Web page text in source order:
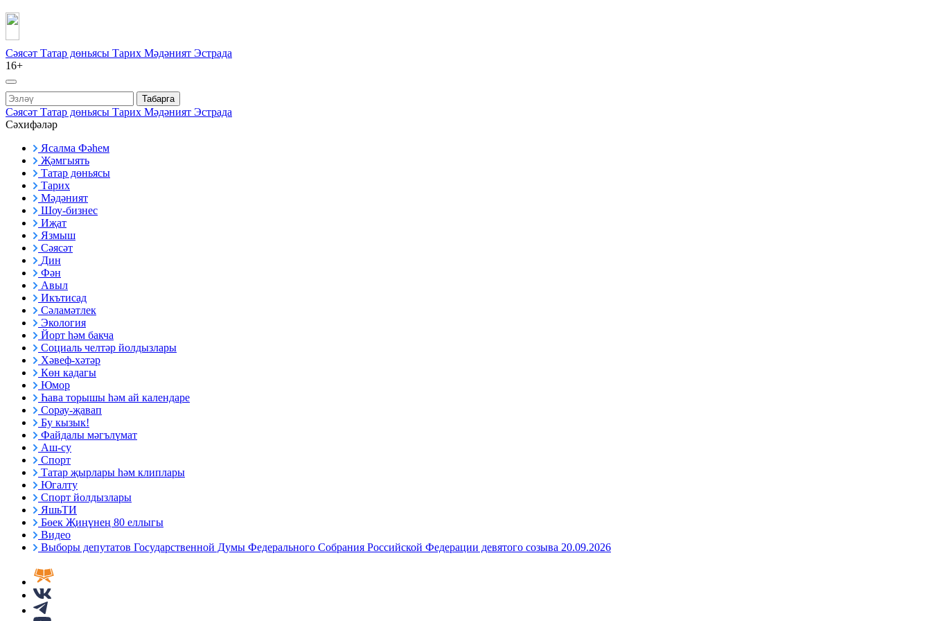
Сәясәт Татар дөньясы Тарих Мәдәният Эстрада
16+
Табарга
Сәясәт Татар дөньясы Тарих Мәдәният Эстрада
Сәхифәләр
Ясалма Фәһем
Җәмгыять
Татар дөньясы
Тарих
Мәдәният
Шоу-бизнес
Иҗат
Язмыш
Сәясәт
Дин
Фән
Авыл
Икътисад
Сәламәтлек
Экология
Йорт һәм бакча
Социаль челтәр йолдызлары
Хәвеф-хәтәр
Көн кадагы
Юмор
Һава торышы һәм ай календаре
Сорау-җавап
Бу кызык!
Файдалы мәгълүмат
Аш-су
Спорт
Татар җырлары һәм клиплары
Югалту
Спорт йолдызлары
ЯшьТИ
Бөек Җиңүнең 80 еллыгы
Видео
Выборы депутатов Государственной Думы Федерального Собрания Российской Федерации девятого созыва 20.09.2026